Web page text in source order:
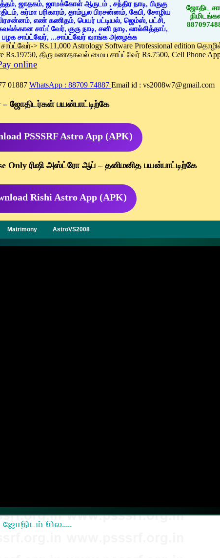
ஜோதிட
> Rs.11,000 Astrology Software Professional edition
Rs.19750, திருமணதகவல் மைய சாப்ட்வேர் Rs.7500, Cell Phone
online
01887 WhatsApp : 88709 74887 Email id : vs2008w7@gmail.com
– ஜோதிடர்கள் பயன்பாட்டிற்கே
PSSSRF Astro App (APK)
Only ரிஷி அஸ்ட்ரோ ஆப் – தனிமனித பயன்பாட்டிற்கே
Rishi Astro App (APK)
Matrimony AstroVS2008